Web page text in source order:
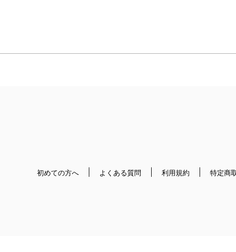
初めての方へ よくある質問 利用規約 特定商